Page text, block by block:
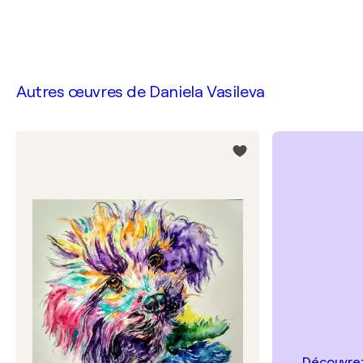
Autres œuvres de Daniela Vasileva